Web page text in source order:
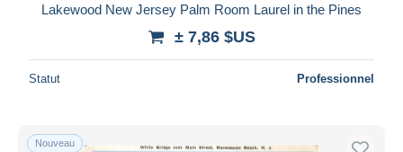
Lakewood New Jersey Palm Room Laurel in the Pines
± 7,86 $US
Statut Professionnel
Nouveau